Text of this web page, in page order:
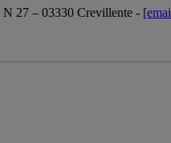
27 – 03330 Crevillente -